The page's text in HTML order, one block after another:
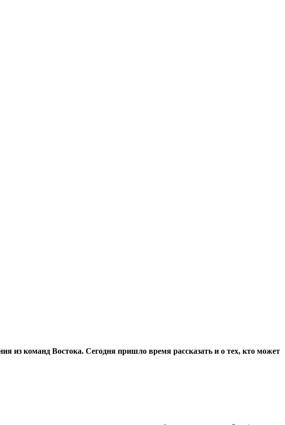
команд Востока. Сегодня пришло время рассказать и о тех, кто может